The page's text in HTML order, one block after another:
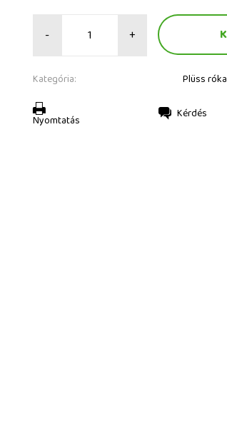
- +
Kategória: Plüss róka
Nyomtatás Kérdés